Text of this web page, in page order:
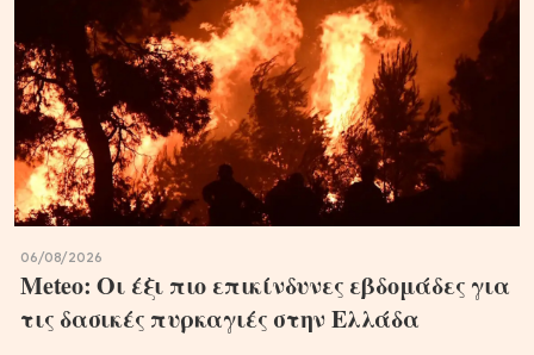
06/08/2026
Meteo: Οι έξι πιο επικίνδυνες εβδομάδες για
τις δασικές πυρκαγιές στην Ελλάδα